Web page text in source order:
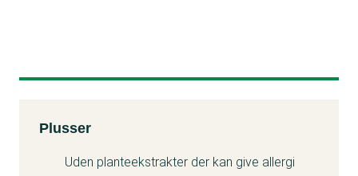
Kemitest
Plusser
Uden planteekstrakter der kan give allergi